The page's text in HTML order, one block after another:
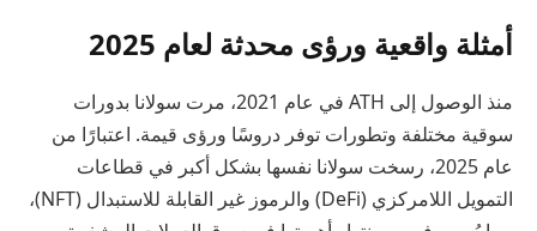
أمثلة واقعية ورؤى محدثة لعام 2025
منذ الوصول إلى ATH في عام 2021، مرت سولانا بدورات
سوقية مختلفة وتطورات توفر دروسًا ورؤى قيمة. اعتبارًا من
عام 2025، رسخت سولانا نفسها بشكل أكبر في قطاعات
التمويل اللامركزي (DeFi) والرموز غير القابلة للاستبدال (NFT)،